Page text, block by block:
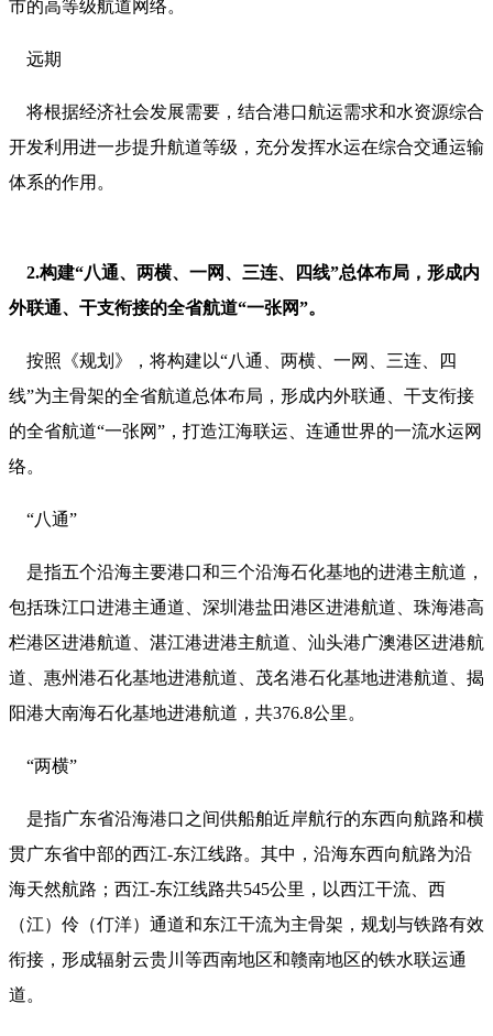
市的高等级航道网络。
远期
将根据经济社会发展需要，结合港口航运需求和水资源综合
开发利用进一步提升航道等级，充分发挥水运在综合交通运输
体系的作用。
2.构建“八通、两横、一网、三连、四线”总体布局，形成内
外联通、干支衔接的全省航道“一张网”。
按照《规划》，将构建以“八通、两横、一网、三连、四
线”为主骨架的全省航道总体布局，形成内外联通、干支衔接
的全省航道“一张网”，打造江海联运、连通世界的一流水运网
络。
“八通”
是指五个沿海主要港口和三个沿海石化基地的进港主航道，
包括珠江口进港主通道、深圳港盐田港区进港航道、珠海港高
栏港区进港航道、湛江港进港主航道、汕头港广澳港区进港航
道、惠州港石化基地进港航道、茂名港石化基地进港航道、揭
阳港大南海石化基地进港航道，共376.8公里。
“两横”
是指广东省沿海港口之间供船舶近岸航行的东西向航路和横
贯广东省中部的西江-东江线路。其中，沿海东西向航路为沿
海天然航路；西江-东江线路共545公里，以西江干流、西
（江）伶（仃洋）通道和东江干流为主骨架，规划与铁路有效
衔接，形成辐射云贵川等西南地区和赣南地区的铁水联运通
道。